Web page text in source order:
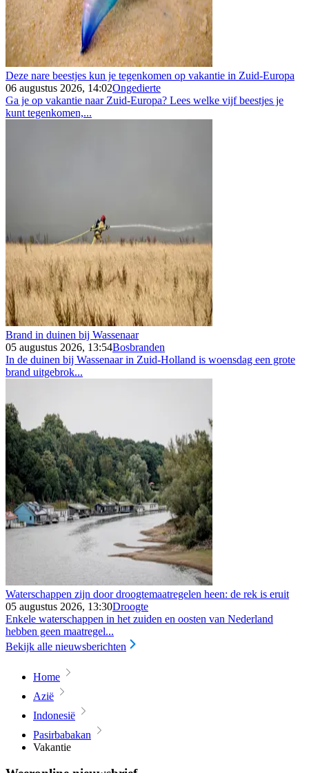
Deze nare beestjes kun je tegenkomen op vakantie in Zuid-Europa
06 augustus 2026, 14:02Ongedierte
Ga je op vakantie naar Zuid-Europa? Lees welke vijf beestjes je
kunt tegenkomen,...
Brand in duinen bij Wassenaar
05 augustus 2026, 13:54Bosbranden
In de duinen bij Wassenaar in Zuid-Holland is woensdag een grote
brand uitgebrok...
Waterschappen zijn door droogtemaatregelen heen: de rek is eruit
05 augustus 2026, 13:30Droogte
Enkele waterschappen in het zuiden en oosten van Nederland
hebben geen maatregel...
Bekijk alle nieuwsberichten
Home
Azië
Indonesië
Pasirbabakan
Vakantie